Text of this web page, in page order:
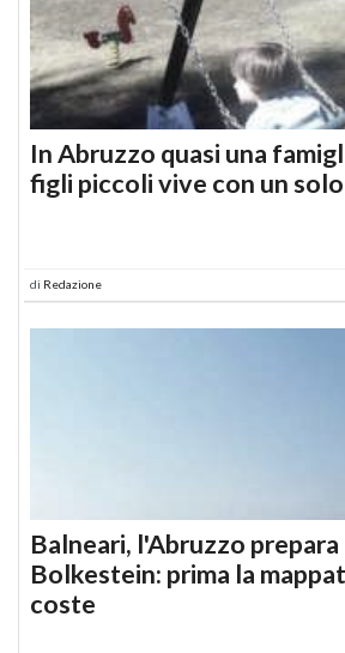
In Abruzzo quasi una
figli piccoli vive con un
di Redazione
Balneari, l'Abruzzo
Bolkestein: prima la
coste